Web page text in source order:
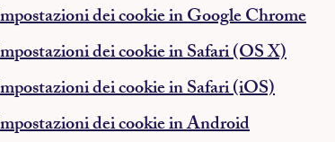
dei cookie in Google Chrome
dei cookie in Safari (OS X)
dei cookie in Safari (iOS)
dei cookie in Android